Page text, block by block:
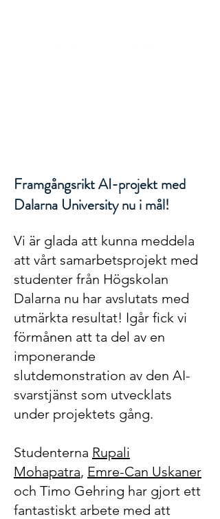
Framgångsrikt AI-projekt med
Dalarna Universitynu i mål!
Vi är glada att kunna meddela
att vårt samarbetsprojekt med
studenter från Högskolan
Dalarna nu har avslutats med
utmärkta resultat! Igår fick vi
förmånen att ta del av en
imponerande
slutdemonstration av den AI-
svarstjänst som utvecklats
under projektets gång.
Studenterna Rupali
Mohapatra, Emre-Can Uskaner
och Timo Gehring har gjort ett
fantastiskt arbete med att